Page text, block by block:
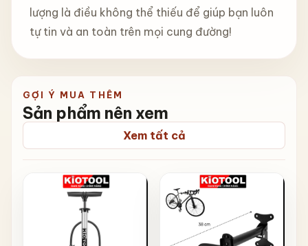
lượng là điều không thể thiếu để giúp bạn luôn
tự tin và an toàn trên mọi cung đường!
GỢI Ý MUA THÊM
Sản phẩm nên xem
Xem tất cả